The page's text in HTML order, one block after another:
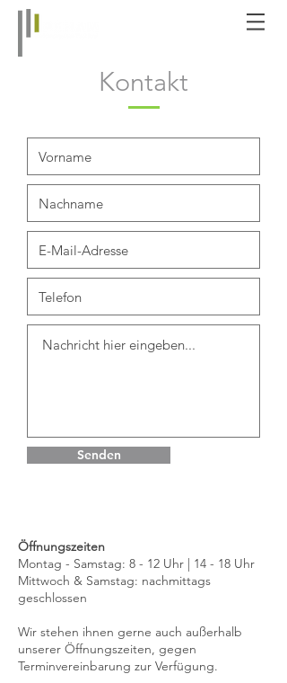
Kontakt
Senden
Öffnungszeiten
Montag - Samstag: 8 - 12 Uhr | 14 - 18 Uhr
Mittwoch & Samstag: nachmittags
geschlossen
Wir stehen ihnen gerne auch außerhalb
unserer Öffnungszeiten, gegen
Terminvereinbarung zur Verfügung.